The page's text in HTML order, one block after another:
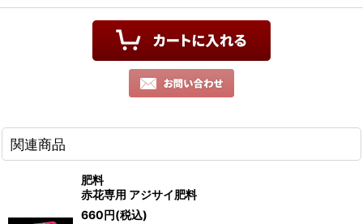
関連商品
肥料
赤花専用 アジサイ肥料
660円(税込)